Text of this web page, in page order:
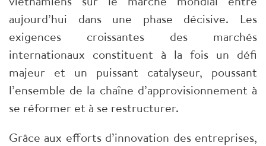
aujourd’hui dans une phase décisive. Les
exigences croissantes des marchés
internationaux constituent à la fois un défi
majeur et un puissant catalyseur, poussant
l’ensemble de la chaîne d’approvisionnement à
se réformer et à se restructurer.
Grâce aux efforts d’innovation des entreprises,